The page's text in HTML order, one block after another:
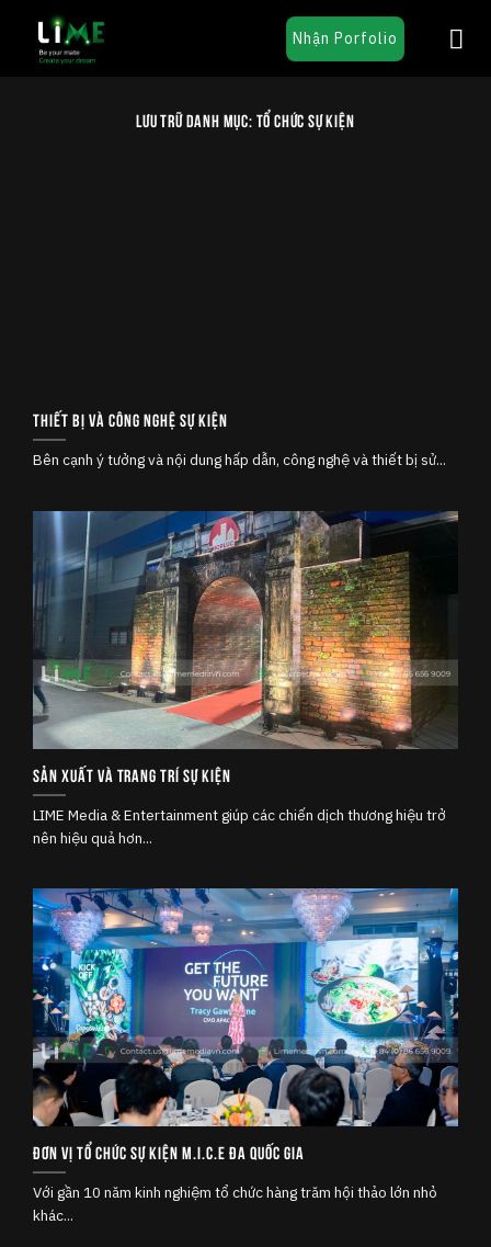
Chuyển
Nhận Porfolio
LƯU TRỮ DANH MỤC: TỔ CHỨC SỰ KIỆN
Thiết bị và công nghệ sự kiện
Bên cạnh ý tưởng và nội dung hấp dẫn, công nghệ và thiết bị sử...
Sản xuất và Trang trí sự kiện
LIME Media & Entertainment giúp các chiến dịch thương hiệu trở
nên hiệu quả hơn...
Đơn vị tổ chức sự kiện M.I.C.E đa quốc gia
Với gần 10 năm kinh nghiệm tổ chức hàng trăm hội thảo lớn nhỏ
khác...